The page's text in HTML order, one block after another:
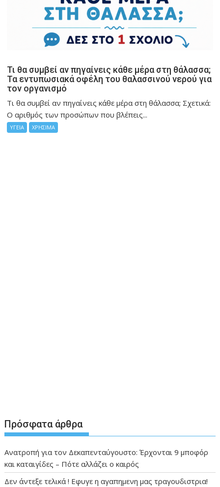
Τι θα συμβεί αν πηγαίνεις κάθε μέρα στη θάλασσα;
Τα εντυπωσιακά οφέλη του θαλασσινού νερού για
τον οργανισμό
Τι θα συμβεί αν πηγαίνεις κάθε μέρα στη θάλασσα; Σχετικά:
Ο αριθμός των προσώπων που βλέπεις...
ΥΓΕΙΑ ΧΡΗΣΙΜΑ
Πρόσφατα άρθρα
Ανατροπή για τον Δεκαπενταύγουστο: Έρχονται 9 μποφόρ
και καταιγίδες – Πότε αλλάζει ο καιρός
Δεν άντεξε τελικά ! Εφυγε η αγαπημενη μας τραγουδιστρια!